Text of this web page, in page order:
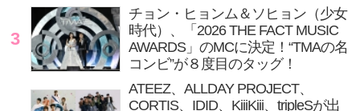
3
チョン・ヒョンム＆ソヒョン（少女
時代）、「2026 THE FACT MUSIC
AWARDS」のMCに決定！“TMAの名
コンビ”が８度目のタッグ！
ATEEZ、ALLDAY PROJECT、
CORTIS、IDID、KiiiKiii、tripleSが出